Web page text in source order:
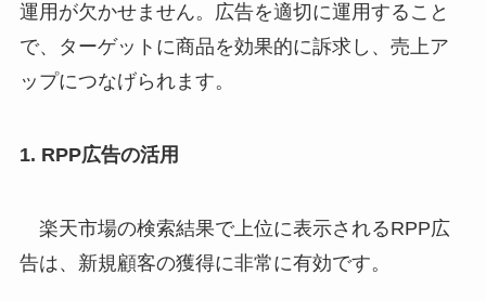
運用が欠かせません。広告を適切に運用すること
で、ターゲットに商品を効果的に訴求し、売上ア
ップにつなげられます。
1. RPP広告の活用
楽天市場の検索結果で上位に表示されるRPP広
告は、新規顧客の獲得に非常に有効です。